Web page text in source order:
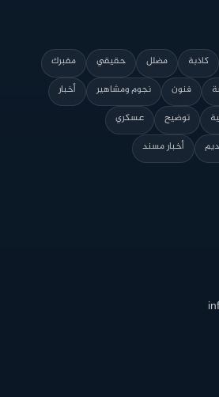
كاذبة مضلل حقيقي
مفبرك
فنون نجوم ومشاهير
أخبار
توضيح
عسكري
أخبار مسند